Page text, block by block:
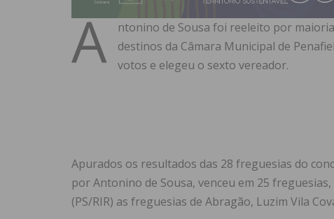
A
ntonino de Sousa foi reeleito por
destinos da Câmara Municipal de
votos e elegeu o sexto vereador.
Apurados os resultados das 28 freguesias do
por Antonino de Sousa, venceu em 25
(PS/RIR) as freguesias de Abragão, Luzim Vila